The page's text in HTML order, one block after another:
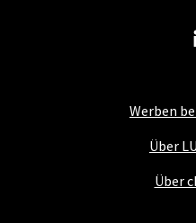
Werben
Über
Über